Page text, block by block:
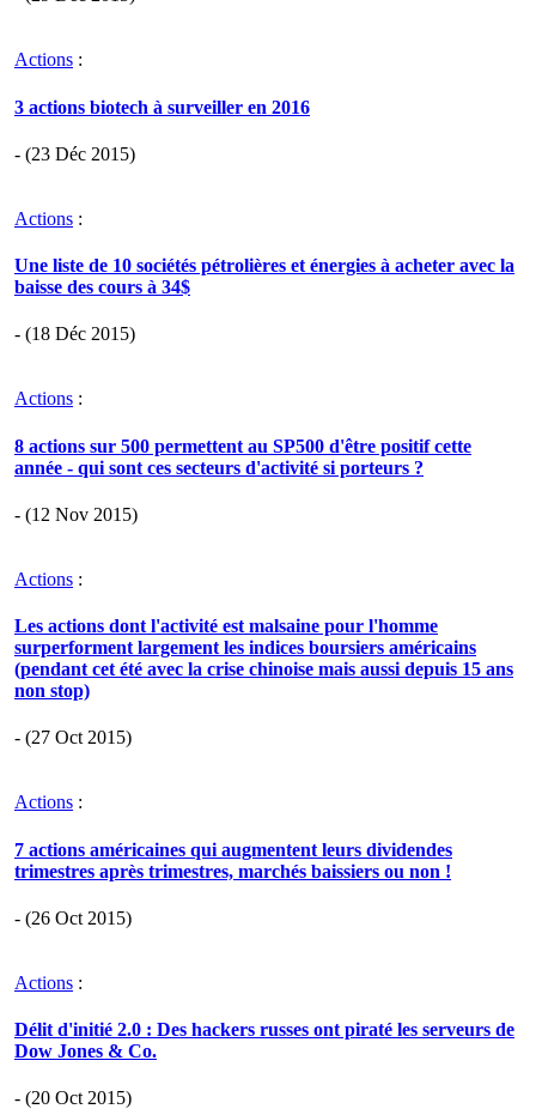
Actions :
3 actions biotech à surveiller en 2016
- (23 Déc 2015)
Actions :
Une liste de 10 sociétés pétrolières et énergies à acheter avec la
baisse des cours à 34$
- (18 Déc 2015)
Actions :
8 actions sur 500 permettent au SP500 d'être positif cette
année - qui sont ces secteurs d'activité si porteurs ?
- (12 Nov 2015)
Actions :
Les actions dont l'activité est malsaine pour l'homme
surperforment largement les indices boursiers américains
(pendant cet été avec la crise chinoise mais aussi depuis 15 ans
non stop)
- (27 Oct 2015)
Actions :
7 actions américaines qui augmentent leurs dividendes
trimestres après trimestres, marchés baissiers ou non !
- (26 Oct 2015)
Actions :
Délit d'initié 2.0 : Des hackers russes ont piraté les serveurs de
Dow Jones & Co.
- (20 Oct 2015)